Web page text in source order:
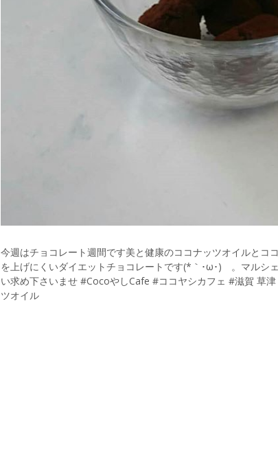
今週はチョコレート週間です美と健康のココナッツオイルとコ
を上げにくいダイエットチョコレートです(*｀･ω･)ゞ。マルシ
い求め下さいませ #CocoやしCafe #ココヤシカフェ #滋賀 草
ツオイル